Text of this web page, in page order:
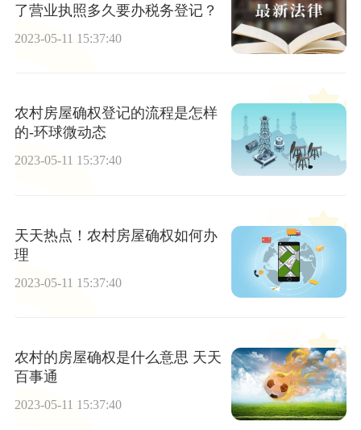
了营业执照多久要办税务登记？
2023-05-11 15:37:40
农村房屋确权登记的流程是怎样
的-环球微动态
2023-05-11 15:37:40
天天热点！农村房屋确权如何办
理
2023-05-11 15:37:40
农村的房屋确权是什么意思 天天
百事通
2023-05-11 15:37:40